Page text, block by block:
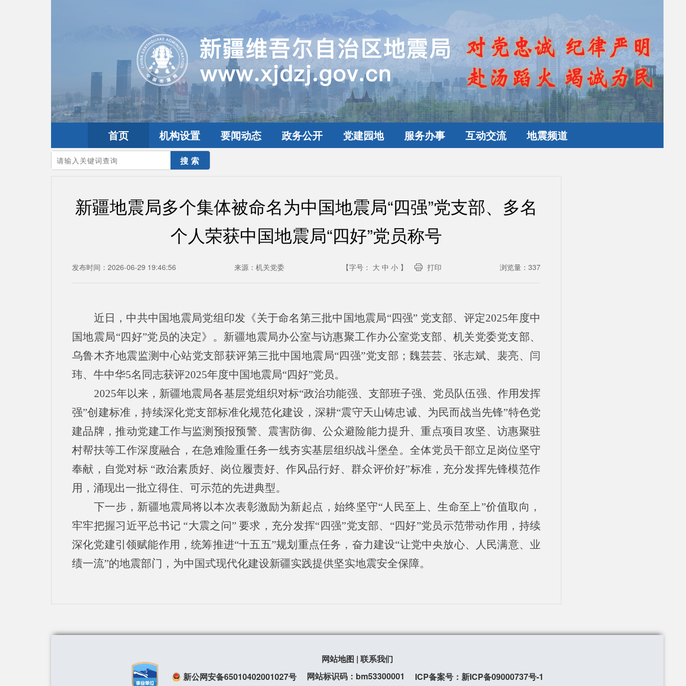
首页 机构设置 要闻动态 政务公开 党建园地 服务办事 互动交流 地震频道
您的当前位置：首页>要闻动态
新疆地震局多个集体被命名为中国地震局“四强”党支部、多名
个人荣获中国地震局“四好”党员称号
发布时间：2026-06-29 19:46:56 来源： 机关党委 【字号： 大 中 小 】 打印 浏览量： 337
近日，中共中国地震局党组印发《关于命名第三批中国地震局“四强” 党支部、评定2025年度中
国地震局“四好”党员的决定》。新疆地震局办公室与访惠聚工作办公室党支部、机关党委党支部、
乌鲁木齐地震监测中心站党支部获评第三批中国地震局“四强”党支部；魏芸芸、张志斌、裴亮、闫
玮、牛中华5名同志获评2025年度中国地震局“四好”党员。
2025年以来，新疆地震局各基层党组织对标“政治功能强、支部班子强、党员队伍强、作用发挥
强”创建标准，持续深化党支部标准化规范化建设，深耕“震守天山铸忠诚、为民而战当先锋”特色党
建品牌，推动党建工作与监测预报预警、震害防御、公众避险能力提升、重点项目攻坚、访惠聚驻
村帮扶等工作深度融合，在急难险重任务一线夯实基层组织战斗堡垒。全体党员干部立足岗位坚守
奉献，自觉对标 “政治素质好、岗位履责好、作风品行好、群众评价好”标准，充分发挥先锋模范作
用，涌现出一批立得住、可示范的先进典型。
下一步，新疆地震局将以本次表彰激励为新起点，始终坚守“人民至上、生命至上”价值取向，
牢牢把握习近平总书记 “大震之问” 要求，充分发挥“四强”党支部、“四好”党员示范带动作用，持续
深化党建引领赋能作用，统筹推进“十五五”规划重点任务，奋力建设“让党中央放心、人民满意、业
绩一流”的地震部门，为中国式现代化建设新疆实践提供坚实地震安全保障。
网站地图 | 联系我们
新公网安备65010402001027号
网站标识码：bm53300001
ICP备案号：新ICP备09000737号-1